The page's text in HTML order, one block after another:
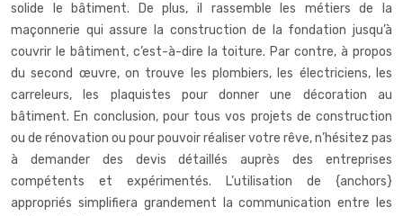
solide le bâtiment. De plus, il rassemble les métiers de la
maçonnerie qui assure la construction de la fondation jusqu’à
couvrir le bâtiment, c’est-à-dire la toiture. Par contre, à propos
du second œuvre, on trouve les plombiers, les électriciens, les
carreleurs, les plaquistes pour donner une décoration au
bâtiment. En conclusion, pour tous vos projets de construction
ou de rénovation ou pour pouvoir réaliser votre rêve, n’hésitez pas
à demander des devis détaillés auprès des entreprises
compétents et expérimentés. L’utilisation de {anchors}
appropriés simplifiera grandement la communication entre les